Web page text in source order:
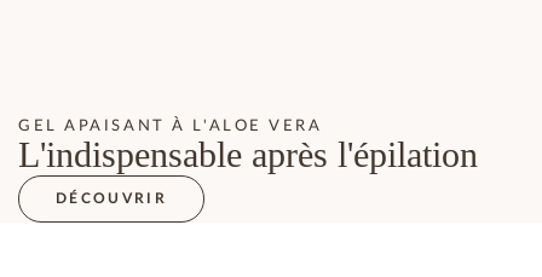
GEL APAISANT À L'ALOE VERA
L'indispensable après l'épilation
DÉCOUVRIR